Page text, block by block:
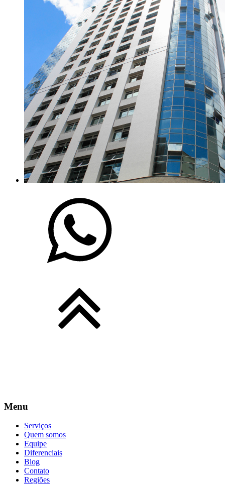
Menu
Serviços
Quem somos
Equipe
Diferenciais
Blog
Contato
Regiões